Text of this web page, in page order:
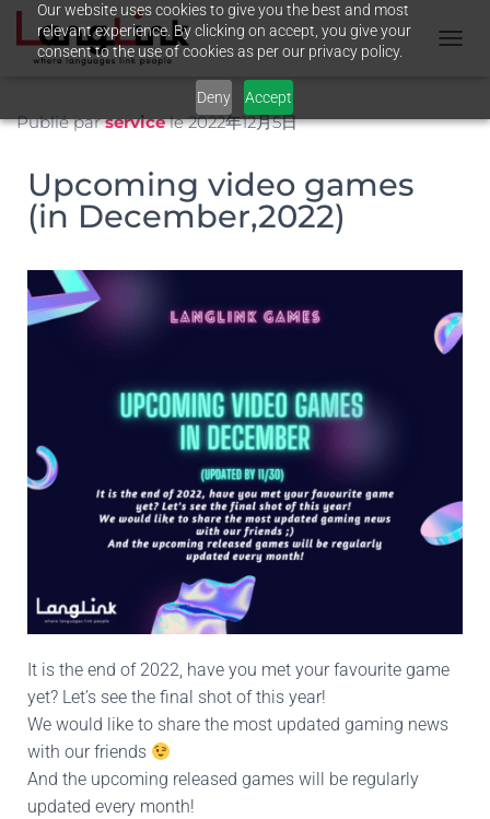
Our website uses cookies to give you the best and most
relevant experience. By clicking on accept, you give your
consent to the use of cookies as per our privacy policy.
Deny Accept
G
I
O
Publié parservicele2022年12月5日
Upcoming video games
(in December,2022)
It is the end of 2022, have you met your favourite game
yet? Let’s see the final shot of this year!
We would like to share the most updated gaming news
with our friends
And the upcoming released games will be regularly
updated every month!